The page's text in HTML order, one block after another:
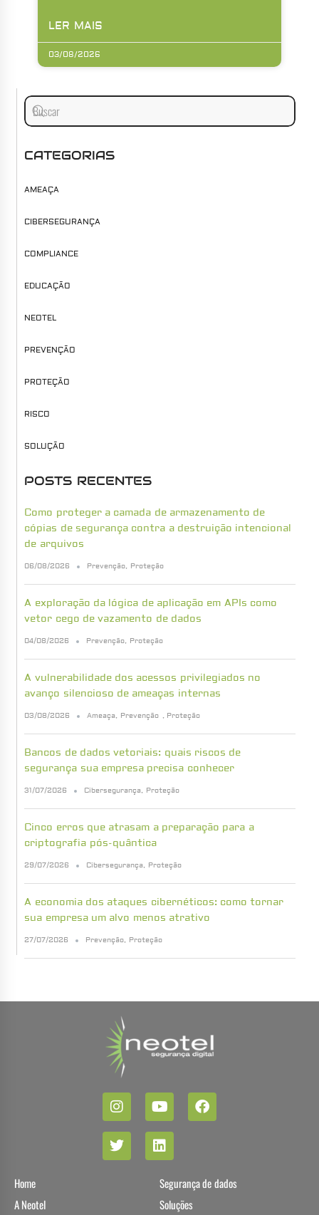
LER MAIS
03/08/2026
CATEGORIAS
AMEAÇA
CIBERSEGURANÇA
COMPLIANCE
EDUCAÇÃO
NEOTEL
PREVENÇÃO
PROTEÇÃO
RISCO
SOLUÇÃO
POSTS RECENTES
Como proteger a camada de armazenamento de
cópias de segurança contra a destruição intencional
de arquivos
06/08/2026 Prevenção, Proteção
A exploração da lógica de aplicação em APIs como
vetor cego de vazamento de dados
04/08/2026 Prevenção, Proteção
A vulnerabilidade dos acessos privilegiados no
avanço silencioso de ameaças internas
03/08/2026 Ameaça, Prevenção , Proteção
Bancos de dados vetoriais: quais riscos de
segurança sua empresa precisa conhecer
31/07/2026 Cibersegurança, Proteção
Cinco erros que atrasam a preparação para a
criptografia pós-quântica
29/07/2026 Cibersegurança, Proteção
A economia dos ataques cibernéticos: como tornar
sua empresa um alvo menos atrativo
27/07/2026 Prevenção, Proteção
Home
A Neotel
Segurança de dados
Soluções